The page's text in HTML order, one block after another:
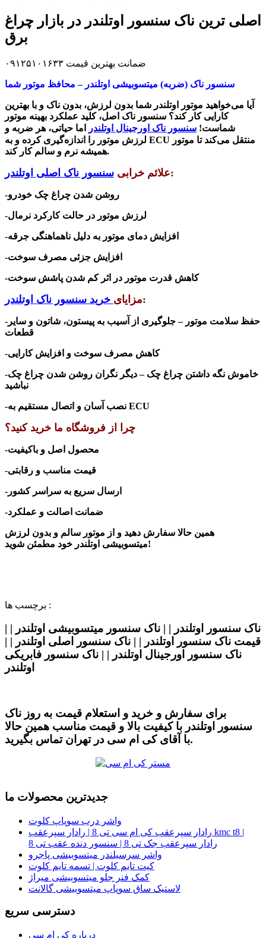
اصلی ترین ناک سنسور اوتلندر در بازار چراغ
برق
ضمانت بهترین قیمت ۰۹۱۲۵۱۰۱۶۳۳
سنسور ناک (ضربه) میتسوبیشی اوتلندر – محافظ موتور شما
آیا می‌خواهید موتور اوتلندر شما بدون لرزش، بدون ناک و با بهترین
کارایی کار کند؟ سنسور ناک اصل، کلید عملکرد بهینه موتور
شماست! سنسور ناک اورجینال اوتلندر
اما حیاتی، هر ضربه و
لرزش موتور را اندازه‌گیری کرده و به ECU منتقل می‌کند تا موتور
همیشه نرم و سالم کار کند.
علائم خرابی سنسور ناک اصلی اوتلندر :
-روشن شدن چراغ چک خودرو
-لرزش موتور در حالت کارکرد نرمال
-افزایش دمای موتور به دلیل ناهماهنگی جرقه
-افزایش جزئی مصرف سوخت
-کاهش قدرت موتور در اثر کم شدن پاشش سوخت
مزایای خرید سنسور ناک اوتلندر :
-حفظ سلامت موتور – جلوگیری از آسیب به پیستون، شاتون و سایر
قطعات
-کاهش مصرف سوخت و افزایش کارایی
-خاموش نگه داشتن چراغ چک – دیگر نگران روشن شدن چراغ چک
نباشید
-نصب آسان و اتصال مستقیم به ECU
چرا از فروشگاه ما خرید کنید؟
-محصول اصل و باکیفیت
-قیمت مناسب و رقابتی
-ارسال سریع به سراسر کشور
-ضمانت اصالت و عملکرد
همین حالا سفارش دهید و از موتور سالم و بدون لرزش
میتسوبیشی اوتلندرخود مطمئن شوید!
برچسب ها :
ناک سنسور اوتلندر | | ناک سنسور میتسوبیشی اوتلندر | |
قیمت ناک سنسور اوتلندر | | ناک سنسور اصلی اوتلندر | |
ناک سنسور اورجینال اوتلندر | | ناک سنسور فابریکی
اوتلندر
برای سفارش و خرید و استعلام قیمت به روز ناک
سنسور اوتلندر با کیفیت بالا و قیمت مناسب همین حالا
با آقای کی ام سی در تهران تماس بگیرید.
جدیدترین محصولات ما
واشر درب سوپاپ کلوت
رادار سپرعقب کی ام سی تی 8 | رادار سپرعقب kmc t8 |
رادار سپرعقب جک تی 8 | سنسور دنده عقب تی 8
واشر سرسیلندر میتسوبیشی پاجرو
کیت تایم کلوت | تسمه تایم کلوت
کمک فنر جلو میتسوبیشی میراژ
لاستیک ساق سوپاپ میتسوبیشی گالانت
دسترسی سریع
درباره کی ام سی